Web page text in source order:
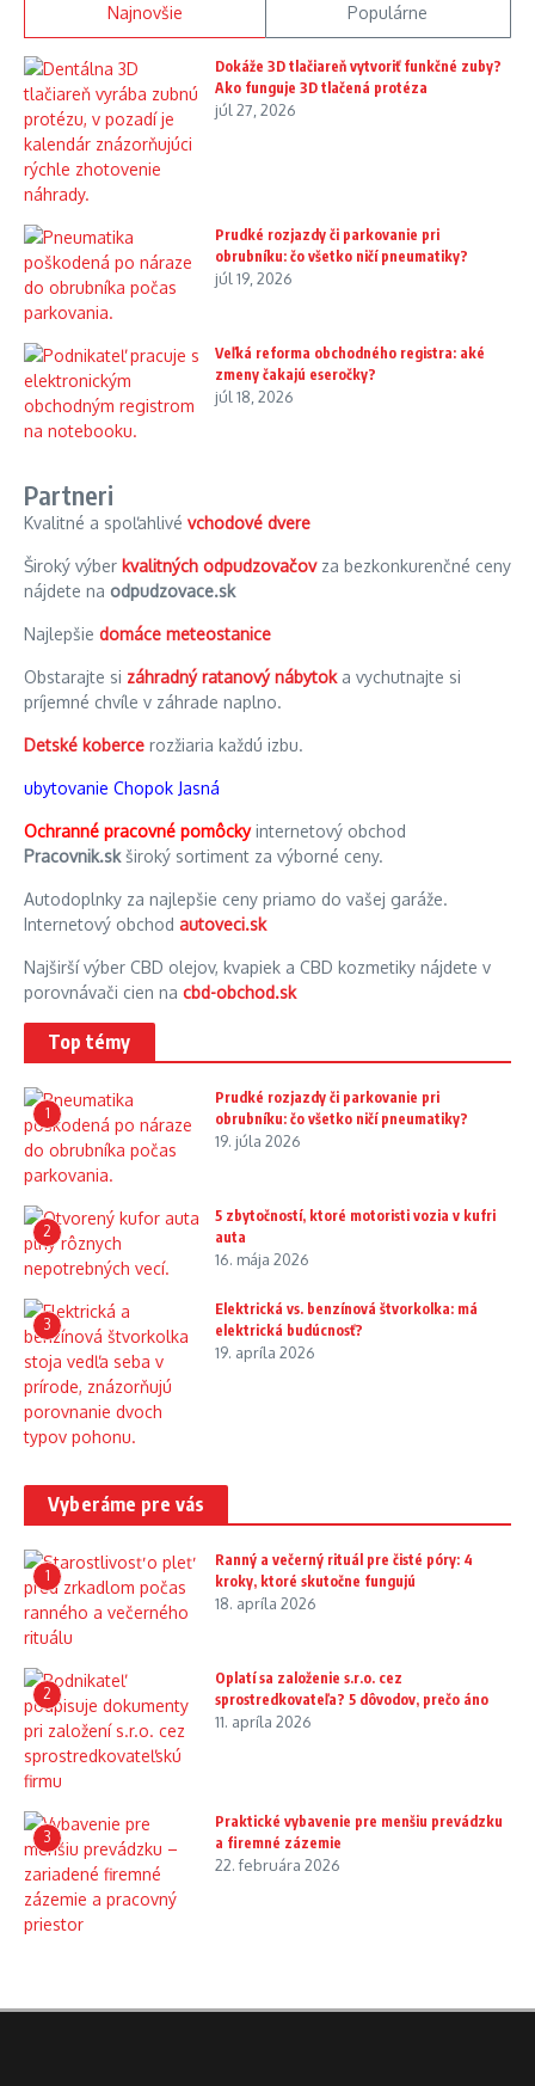
Najnovšie Populárne
Dokáže 3D tlačiareň vytvoriť funkčné zuby?
Ako funguje 3D tlačená protéza
júl 27, 2026
Prudké rozjazdy či parkovanie pri
obrubníku: čo všetko ničí pneumatiky?
júl 19, 2026
Veľká reforma obchodného registra: aké
zmeny čakajú eseročky?
júl 18, 2026
Partneri
Kvalitné a spoľahlivé vchodové dvere
Široký výber kvalitných odpudzovačovza bezkonkurenčné ceny
nájdete na odpudzovace.sk
Najlepšie domáce meteostanice
Obstarajte si záhradný ratanový nábytoka vychutnajte si
príjemné chvíle v záhrade naplno.
Detské koberce rozžiaria každú izbu.
ubytovanie Chopok Jasná
Ochranné pracovné pomôckyinternetový obchod
Pracovnik.skširoký sortiment za výborné ceny.
Autodoplnky za najlepšie ceny priamo do vašej garáže.
Internetový obchod autoveci.sk
Najširší výber CBD olejov, kvapiek a CBD kozmetiky nájdete v
porovnávači cien na cbd-obchod.sk
Top témy
1
Prudké rozjazdy či parkovanie pri
obrubníku: čo všetko ničí pneumatiky?
19. júla 2026
2
5 zbytočností, ktoré motoristi vozia v kufri
auta
16. mája 2026
3
Elektrická vs. benzínová štvorkolka: má
elektrická budúcnosť?
19. apríla 2026
Vyberáme pre vás
1
Ranný a večerný rituál pre čisté póry: 4
kroky, ktoré skutočne fungujú
18. apríla 2026
2
Oplatí sa založenie s.r.o. cez
sprostredkovateľa? 5 dôvodov, prečo áno
11. apríla 2026
3
Praktické vybavenie pre menšiu prevádzku
a firemné zázemie
22. februára 2026